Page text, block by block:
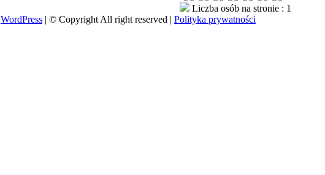
Liczba osób na stronie : 1
WordPress | © Copyright All right reserved | Polityka prywatności